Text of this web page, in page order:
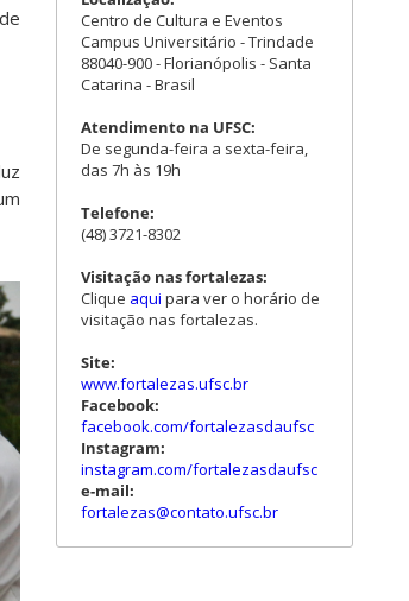
Centro de Cultura e Eventos
Campus Universitário - Trindade
88040-900 - Florianópolis - Santa
Catarina - Brasil
Atendimento na UFSC:
De segunda-feira a sexta-feira,
das 7h às 19h
Telefone:
(48) 3721-8302
Visitação nas fortalezas:
Clique aqui para ver o horário de
visitação nas fortalezas.
Site:
www.fortalezas.ufsc.br
Facebook:
facebook.com/fortalezasdaufsc
Instagram:
instagram.com/fortalezasdaufsc
e-mail:
fortalezas@contato.ufsc.br